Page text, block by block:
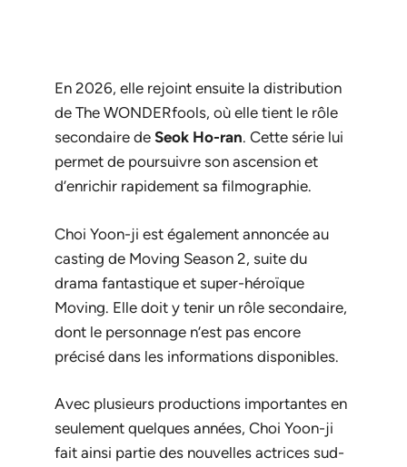
En 2026, elle rejoint ensuite la distribution
de The WONDERfools, où elle tient le rôle
secondaire de Seok Ho-ran. Cette série lui
permet de poursuivre son ascension et
d’enrichir rapidement sa filmographie.
Choi Yoon-ji est également annoncée au
casting de Moving Season 2, suite du
drama fantastique et super-héroïque
Moving. Elle doit y tenir un rôle secondaire,
dont le personnage n’est pas encore
précisé dans les informations disponibles.
Avec plusieurs productions importantes en
seulement quelques années, Choi Yoon-ji
fait ainsi partie des nouvelles actrices sud-